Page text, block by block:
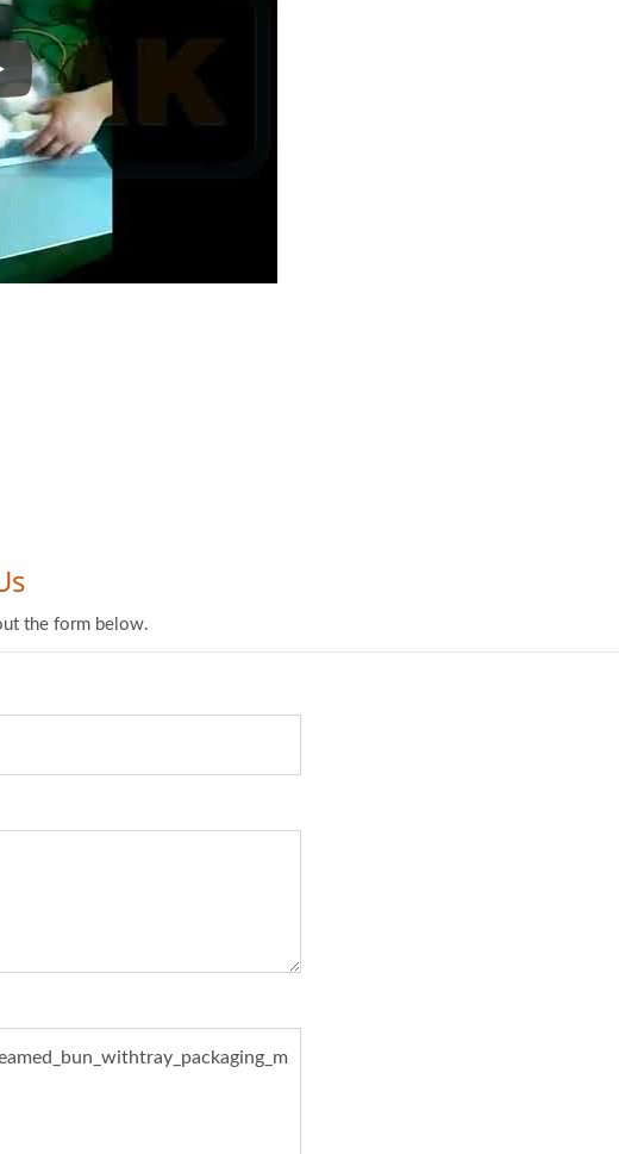
बिना ट्रे के छह बन्स की पैकेजिंग, चौड़े पुशर, वी-बेल्ट, परिवहन कन्वेयर और अंत सीलिंग चेन के